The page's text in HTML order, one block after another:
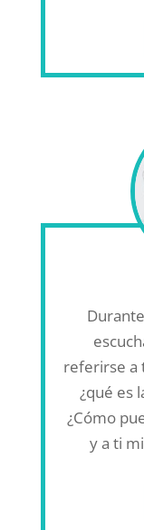
referirse a
¿qué es
¿Cómo
y a ti